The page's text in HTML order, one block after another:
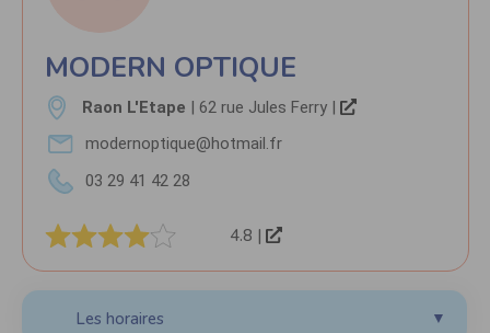
MODERN OPTIQUE
Raon L'Etape | 62 rue Jules Ferry |
modernoptique@hotmail.fr
03 29 41 42 28
4.8 |
Les horaires ▼